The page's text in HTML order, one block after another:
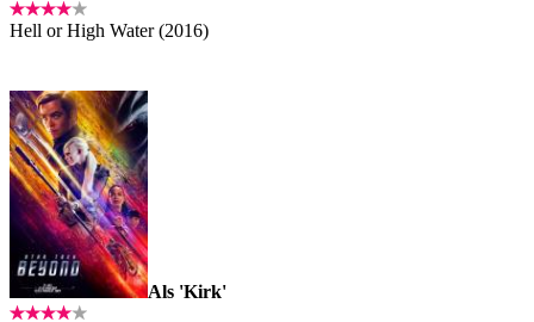
Hell or High Water (2016)
Als 'Kirk'